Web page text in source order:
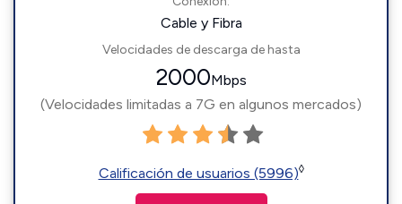
Cable y Fibra
Velocidades de descarga de hasta
2000Mbps
(Velocidades limitadas a 7G en algunos mercados)
Calificación de usuarios (5996)◊